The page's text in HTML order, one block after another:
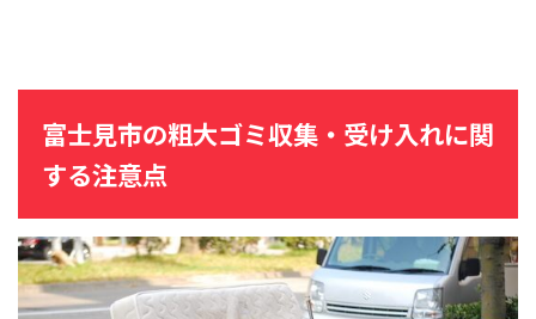
富士見市の粗大ゴミ収集・受け入れに関
する注意点